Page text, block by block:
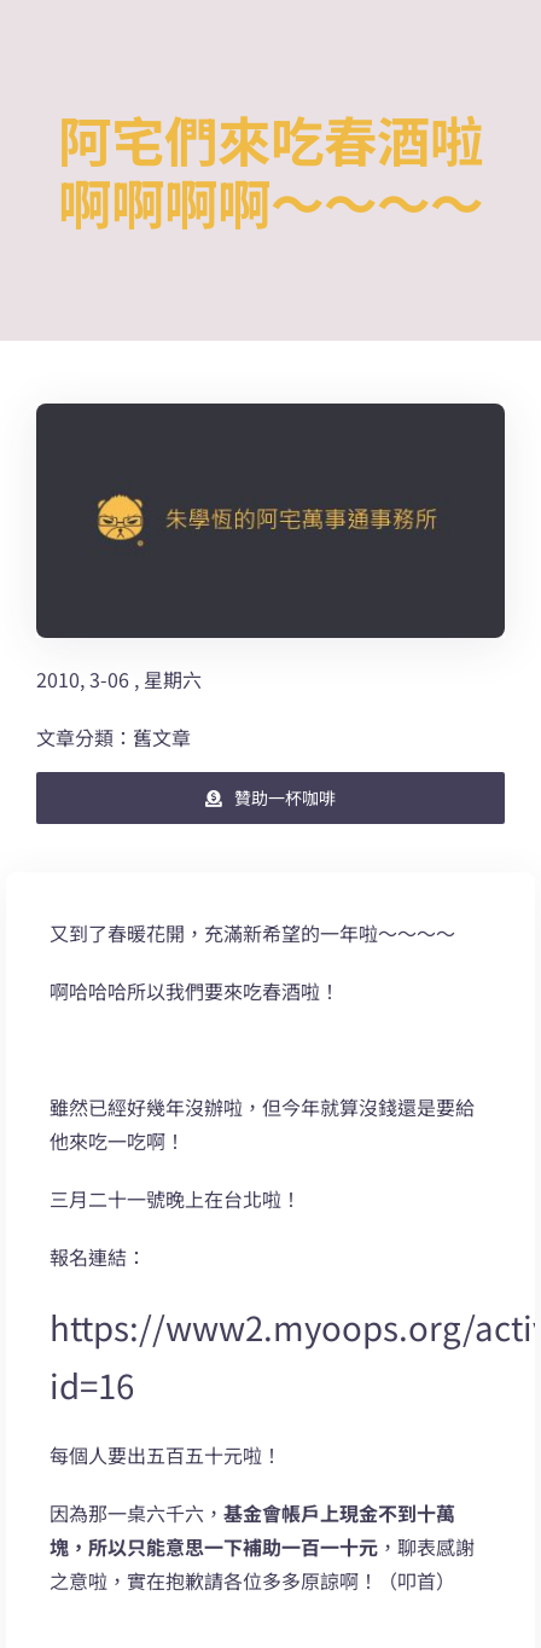
阿宅們來吃春酒啦
啊啊啊啊～～～～
2010, 3-06 , 星期六
文章分類：舊文章
贊助一杯咖啡
又到了春暖花開，充滿新希望的一年啦～～～～
啊哈哈哈所以我們要來吃春酒啦！
雖然已經好幾年沒辦啦，但今年就算沒錢還是要給
他來吃一吃啊！
三月二十一號晚上在台北啦！
報名連結：
https://www2.myoops.org/
id=16
每個人要出五百五十元啦！
因為那一桌六千六，基金會帳戶上現金不到十萬
塊，所以只能意思一下補助一百一十元 ，聊表感謝
之意啦，實在抱歉請各位多多原諒啊！（叩首）